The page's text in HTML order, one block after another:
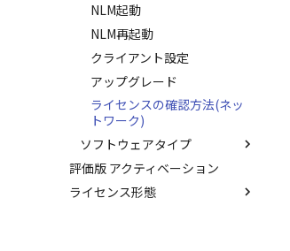
NLM起動
NLM再起動
クライアント設定
アップグレード
ライセンスの確認方法(ネッ
トワーク)
ソフトウェアタイプ
NLMインストール
ライセンス申請
評価版 アクティベーション
ライセンス形態